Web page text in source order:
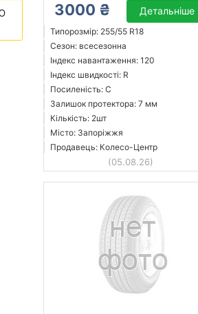
3000 ₴ Детальніше
Типорозмір: 255/55 R18
Сезон: всесезонна
Індекс навантаження: 120
Індекс швидкості: R
Посиленість: C
Залишок протектора: 7 мм
Кількість: 2шт
Місто: Запоріжжя
Продавець: Колесо-Центр
(05.08.26)